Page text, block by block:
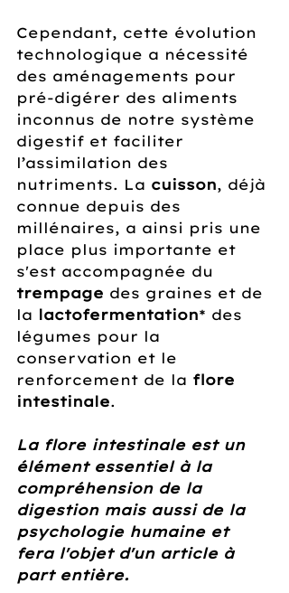
Cependant, cette évolution
technologique a nécessité
des aménagements pour
pré-digérer des aliments
inconnus de notre système
digestif et faciliter
l’assimilation des
nutriments. La cuisson, déjà
connue depuis des
millénaires, a ainsi pris une
place plus importante et
s'est accompagnée du
trempage des graines et de
la lactofermentation* des
légumes pour la
conservation et le
renforcement de la flore
intestinale.
La flore intestinale est un
élément essentiel à la
compréhension de la
digestion mais aussi de la
psychologie humaine et
fera l'objet d'un article à
part entière.